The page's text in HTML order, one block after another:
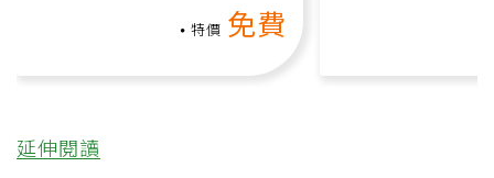
特價 免費
延伸閱讀